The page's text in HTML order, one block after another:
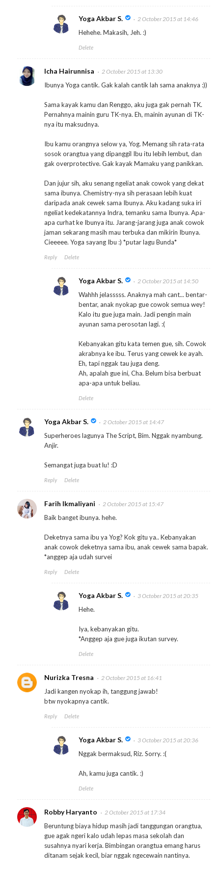
Yoga Akbar S. 2 October 2015 at 14:46
Hehehe. Makasih, Jeh. :)
Delete
Icha Hairunnisa 2 October 2015 at 13:30
Ibunya Yoga cantik. Gak kalah cantik lah sama anaknya :))
Sama kayak kamu dan Renggo, aku juga gak pernah TK.
Pernahnya mainin guru TK-nya. Eh, mainin ayunan di TK-
nya itu maksudnya.
Ibu kamu orangnya selow ya, Yog. Memang sih rata-rata
sosok orangtua yang dipanggil Ibu itu lebih lembut, dan
gak overprotective. Gak kayak Mamaku yang panikkan.
Dan jujur sih, aku senang ngeliat anak cowok yang dekat
sama ibunya. Chemistry-nya sih perasaan lebih kuat
daripada anak cewek sama Ibunya. Aku kadang suka iri
ngeliat kedekatannya Indra, temanku sama Ibunya. Apa-
apa curhat ke Ibunya itu. Jarang-jarang juga anak cowok
jaman sekarang masih mau terbuka dan mikirin Ibunya.
Cieeeee. Yoga sayang Ibu :) *putar lagu Bunda*
Reply Delete
Yoga Akbar S. 2 October 2015 at 14:50
Wahhh jelasssss. Anaknya mah cant... bentar-
bentar, anak nyokap gue cowok semua wey!
Kalo itu gue juga main. Jadi pengin main
ayunan sama perosotan lagi. :(
Kebanyakan gitu kata temen gue, sih. Cowok
akrabnya ke ibu. Terus yang cewek ke ayah.
Eh, tapi nggak tau juga deng.
Ah, apalah gue ini, Cha. Belum bisa berbuat
apa-apa untuk beliau.
Delete
Yoga Akbar S. 2 October 2015 at 14:47
Superheroes lagunya The Script, Bim. Nggak nyambung.
Anjir.
Semangat juga buat lu! :D
Reply Delete
Farih Ikmaliyani 2 October 2015 at 15:47
Baik banget ibunya. hehe.
Deketnya sama ibu ya Yog? Kok gitu ya.. Kebanyakan
anak cowok deketnya sama ibu, anak cewek sama bapak.
*anggep aja udah survei
Reply Delete
Yoga Akbar S. 3 October 2015 at 20:35
Hehe.
Iya, kebanyakan gitu.
*Anggep aja gue juga ikutan survey.
Delete
Nurizka Tresna 2 October 2015 at 16:41
Jadi kangen nyokap ih, tanggung jawab!
btw nyokapnya cantik.
Reply Delete
Yoga Akbar S. 3 October 2015 at 20:36
Nggak bermaksud, Riz. Sorry. :(
Ah, kamu juga cantik. :)
Delete
Robby Haryanto 2 October 2015 at 17:34
Beruntung biaya hidup masih jadi tanggungan orangtua,
gue agak ngeri kalo udah lepas masa sekolah dan
susahnya nyari kerja. Bimbingan orangtua emang harus
ditanam sejak kecil, biar nggak ngecewain nantinya.